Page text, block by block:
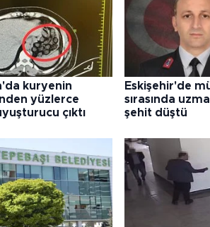
kuryenin
yüzlerce
çıktı
Eskişehir'de
sırasında
şehit düştü